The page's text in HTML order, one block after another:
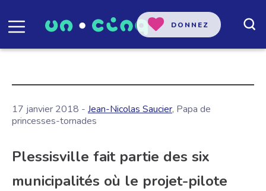
DONNEZ
17 janvier 2018 - Jean-Nicolas Saucier, Papa de
princesses-tornades
Plessisville fait partie des six
municipalités où le projet-pilote